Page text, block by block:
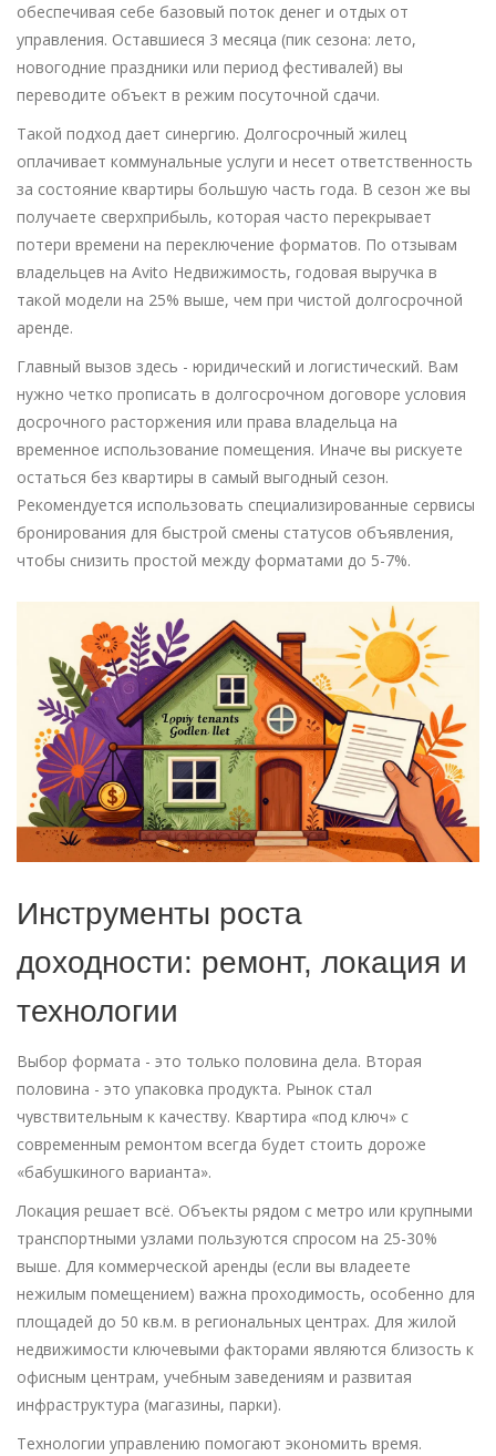
обеспечивая себе базовый поток денег и отдых от
управления. Оставшиеся 3 месяца (пик сезона: лето,
новогодние праздники или период фестивалей) вы
переводите объект в режим посуточной сдачи.
Такой подход дает синергию. Долгосрочный жилец
оплачивает коммунальные услуги и несет ответственность
за состояние квартиры большую часть года. В сезон же вы
получаете сверхприбыль, которая часто перекрывает
потери времени на переключение форматов. По отзывам
владельцев на Avito Недвижимость, годовая выручка в
такой модели на 25% выше, чем при чистой долгосрочной
аренде.
Главный вызов здесь - юридический и логистический. Вам
нужно четко прописать в долгосрочном договоре условия
досрочного расторжения или права владельца на
временное использование помещения. Иначе вы рискуете
остаться без квартиры в самый выгодный сезон.
Рекомендуется использовать специализированные сервисы
бронирования для быстрой смены статусов объявления,
чтобы снизить простой между форматами до 5-7%.
Инструменты роста
доходности: ремонт, локация и
технологии
Выбор формата - это только половина дела. Вторая
половина - это упаковка продукта. Рынок стал
чувствительным к качеству. Квартира «под ключ» с
современным ремонтом всегда будет стоить дороже
«бабушкиного варианта».
Локация решает всё. Объекты рядом с метро или крупными
транспортными узлами пользуются спросом на 25-30%
выше. Для коммерческой аренды (если вы владеете
нежилым помещением) важна проходимость, особенно для
площадей до 50 кв.м. в региональных центрах. Для жилой
недвижимости ключевыми факторами являются близость к
офисным центрам, учебным заведениям и развитая
инфраструктура (магазины, парки).
Технологии управлению помогают экономить время.